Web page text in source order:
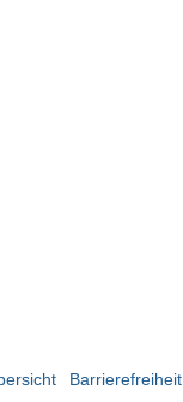
Barrierefreiheit